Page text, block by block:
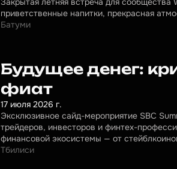
приветственные напитки, прекрасная
Батуми
Будущее денег:
фиат
17 июля 2026 г.
Эксклюзивное сайд-мероприятие SBC
трейдеров, инвесторов и финтех-
финансовой экосистемы — от
Тбилиси